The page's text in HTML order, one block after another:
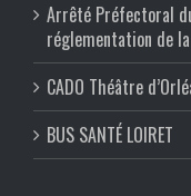
Arrêté Préfectoral
réglementation de
CADO Théâtre
BUS SANTÉ LOIRET